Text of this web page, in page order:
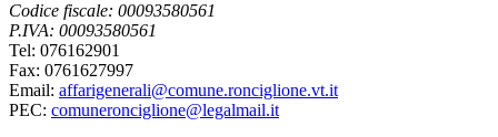
Codice fiscale: 00093580561
P.IVA: 00093580561
Tel: 076162901
Fax: 0761627997
Email: affarigenerali@comune.ronciglione.vt.it
PEC: comuneronciglione@legalmail.it